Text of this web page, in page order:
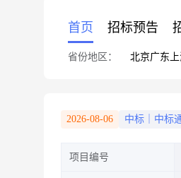
首页 招标预告
省份地区： 北京广东
2026-08-06 中标｜中标
项目编号